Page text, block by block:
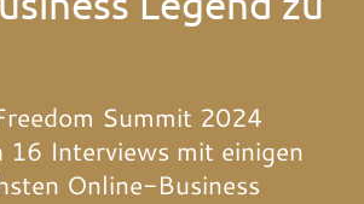
Summit 2024
16 Interviews mit einigen
Online-Business